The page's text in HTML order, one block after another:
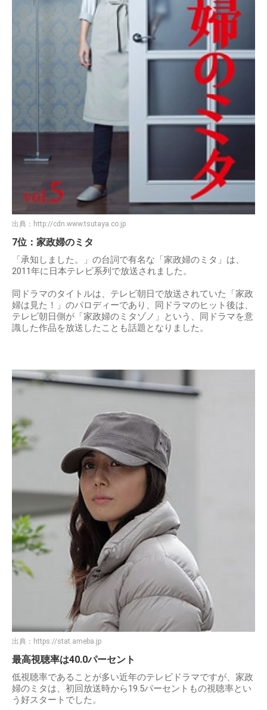
出典： http://cdn.www.tsutaya.co.jp
7位：家政婦のミタ
「承知しました。」の台詞で有名な「家政婦のミタ」は、
2011年に日本テレビ系列で放送されました。
同ドラマのタイトルは、テレビ朝日で放送されていた「家政
婦は見た！」のパロディーであり、同ドラマのヒット後は、
テレビ朝日側が「家政婦のミタゾノ」という、同ドラマを意
識した作品を放送したことも話題となりました。
出典： https://stat.ameba.jp
最高視聴率は40.0パーセント
低視聴率であることが多い近年のテレビドラマですが、家政
婦のミタは、初回放送時から19.5パーセントもの視聴率とい
う好スタートでした。